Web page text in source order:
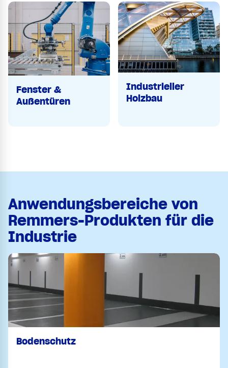
Fenster &
Außentüren
Industrieller
Holzbau
Anwendungsbereiche von
Remmers-Produkten für die
Industrie
Bodenschutz